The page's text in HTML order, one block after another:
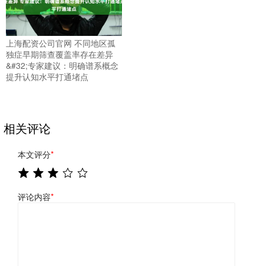
上海配资公司官网 不同地区孤
独症早期筛查覆盖率存在差异
&#32;专家建议：明确谱系概念
提升认知水平打通堵点
相关评论
本文评分*
评论内容*